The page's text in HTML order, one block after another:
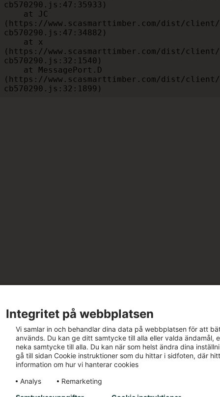
cb570290.js:47:35933)
(https://www.scasmarttimber.com/dist/
cb570290.js:47:34882)
(https://www.scasmarttimber.com/dist/
cb570290.js:32:1540)
(https://www.scasmarttimber.com/dist/
cb570290.js:32:1899)
Integritet på webbplatsen
Vi samlar in och behandlar dina data på webbplatsen för att
används. Du kan ge ditt samtycke till alla eller valda ändamål,
neka samtycke till alla. Du kan när som helst ändra dina
gå till sidan Cookie instruktioner som du hittar i sidfoten, där
information om hur vi hanterar cookies
Analys
Remarketing